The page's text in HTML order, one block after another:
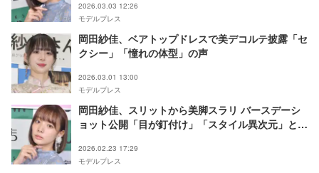
2026.03.03 12:26
モデルプレス
岡田紗佳、ベアトップドレスで美デコルテ披露「セ
クシー」「憧れの体型」の声
2026.03.01 13:00
モデルプレス
岡田紗佳、スリットから美脚スラリ バースデーシ
ョット公開「目が釘付け」「スタイル異次元」と反
2026.02.23 17:29
モデルプレス